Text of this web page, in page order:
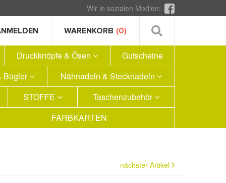
Wir in sozialen Medien:
WARENKORB (0)
Druckknöpfe & Ösen
Gutscheine
Bügler
Nähnadeln & Stecknadeln
STOFFE
Taschenzubehör
FARBKARTEN
nächster Artikel